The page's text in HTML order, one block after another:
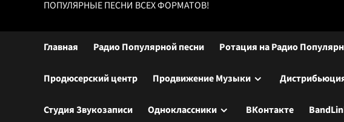
ПОПУЛЯРНЫЕ ПЕСНИ ВСЕХ ФОРМАТОВ!
Главная Радио Популярной песни Ротация на Радио
Продюсерский центр Продвижение Музыки
Студия Звукозаписи Одноклассники ВКонтакте